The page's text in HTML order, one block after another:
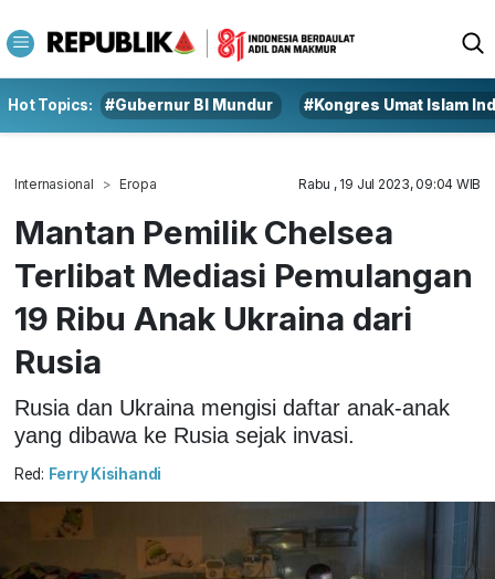
Hot Topics: #Gubernur BI Mundur #Kongres Umat Islam
Internasional Eropa Rabu , 19 Jul 2023, 09:04 WIB
Mantan Pemilik Chelsea
Terlibat Mediasi Pemulangan
19 Ribu Anak Ukraina dari
Rusia
Rusia dan Ukraina mengisi daftar anak-anak
yang dibawa ke Rusia sejak invasi.
Red: Ferry Kisihandi